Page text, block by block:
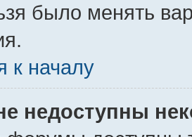
было менять
к началу
недоступны